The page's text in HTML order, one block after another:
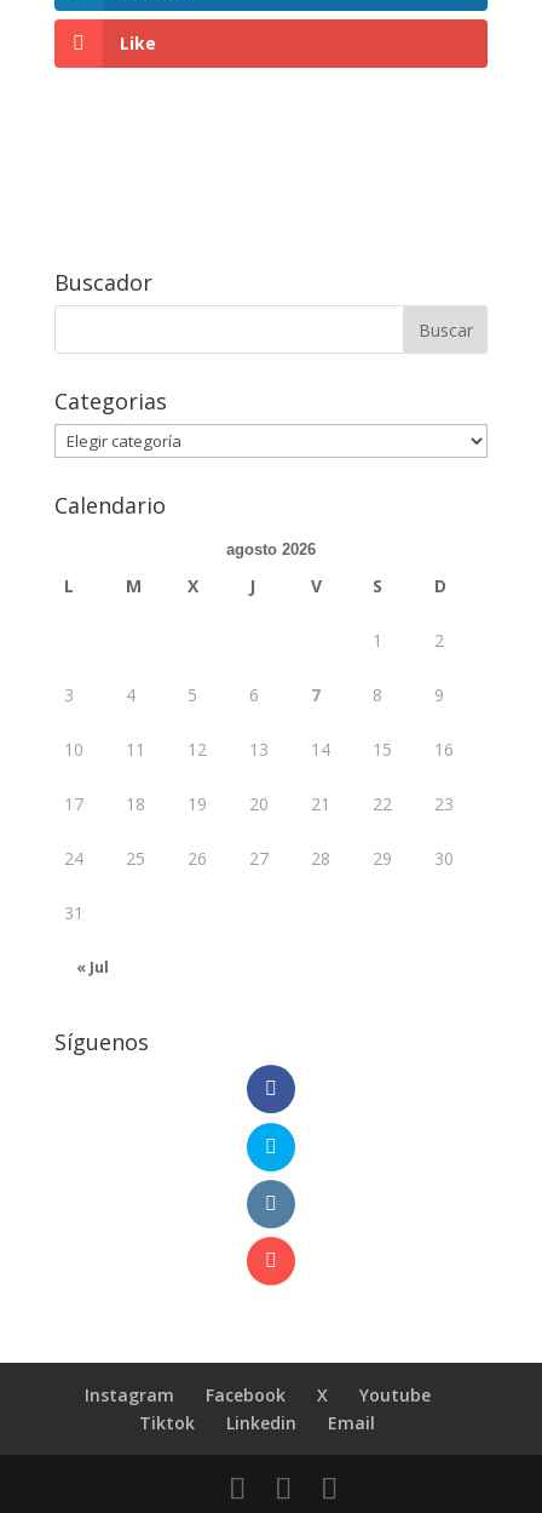
Like
Buscador
Categorias
Categorias
Calendario
agosto 2026
L M X J V S D
« Jul
1 2
3 4 5 6 7 8 9
10 11 12 13 14 15 16
17 18 19 20 21 22 23
24 25 26 27 28 29 30
31
Síguenos
Instagram Facebook X
Youtube
Tiktok
Linkedin Email